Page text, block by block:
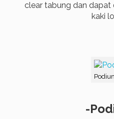
clear tabung dan dapat
kaki
-